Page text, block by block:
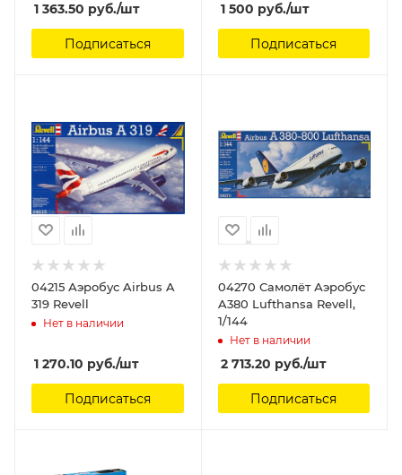
1 363.50 руб./шт
Подписаться
1 500 руб./шт
Подписаться
04215 Аэробус Airbus A
319 Revell
Нет в наличии
1 270.10 руб./шт
Подписаться
04270 Самолёт Аэробус
A380 Lufthansa Revell,
1/144
Нет в наличии
2 713.20 руб./шт
Подписаться